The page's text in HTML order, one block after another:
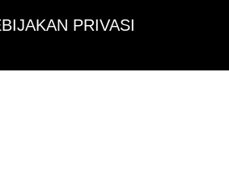
PRIVASI